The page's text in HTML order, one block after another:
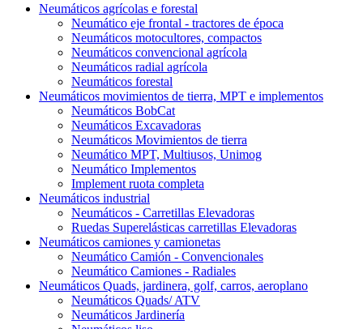
Neumáticos agrícolas e forestal
Neumático eje frontal - tractores de época
Neumáticos motocultores, compactos
Neumáticos convencional agrícola
Neumáticos radial agrícola
Neumáticos forestal
Neumáticos movimientos de tierra, MPT e implementos
Neumáticos BobCat
Neumáticos Excavadoras
Neumáticos Movimientos de tierra
Neumático MPT, Multiusos, Unimog
Neumático Implementos
Implement ruota completa
Neumáticos industrial
Neumáticos - Carretillas Elevadoras
Ruedas Superelásticas carretillas Elevadoras
Neumáticos camiones y camionetas
Neumático Camión - Convencionales
Neumático Camiones - Radiales
Neumáticos Quads, jardinera, golf, carros, aeroplano
Neumáticos Quads/ ATV
Neumáticos Jardinería